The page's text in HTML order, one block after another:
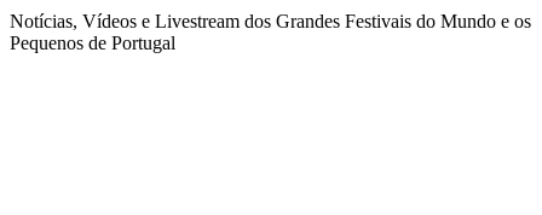
Notícias, Vídeos e Livestream dos Grandes Festivais do Mundo e os
Pequenos de Portugal